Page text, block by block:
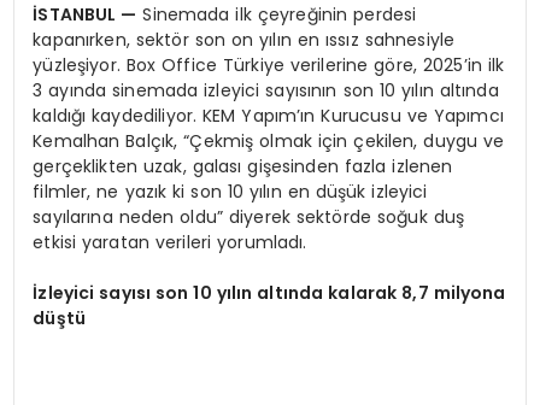
İSTANBUL — Sinemada ilk çeyreğinin perdesi
kapanırken, sektör son on yılın en ıssız sahnesiyle
yüzleşiyor. Box Office Türkiye verilerine göre, 2025’in ilk
3 ayında sinemada izleyici sayısının son 10 yılın altında
kaldığı kaydediliyor. KEM Yapım’ın Kurucusu ve Yapımcı
Kemalhan Balçık, “Çekmiş olmak için çekilen, duygu ve
gerçeklikten uzak, galası gişesinden fazla izlenen
filmler, ne yazık ki son 10 yılın en düşük izleyici
sayılarına neden oldu” diyerek sektörde soğuk duş
etkisi yaratan verileri yorumladı.
İzleyici sayısı son 10 yılın altında kalarak 8,7 milyona
düştü